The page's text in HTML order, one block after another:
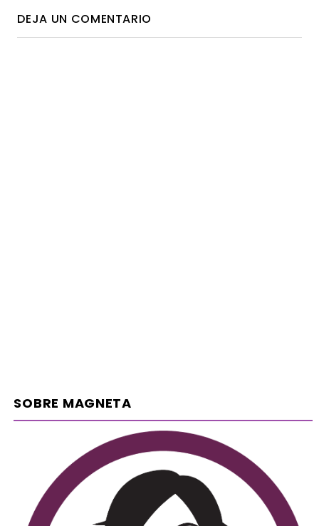
DEJA UN COMENTARIO
SOBRE MAGNETA